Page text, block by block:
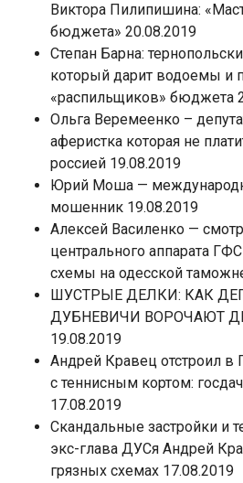
Виктора Пилипишина:
бюджета» 20.08.2019
Степан Барна:
который дарит водоемы и
«распильщиков» бюджета
Ольга Веремеенко –
аферистка которая не
россией 19.08.2019
Юрий Моша —
мошенник 19.08.2019
Алексей Василенко —
центрального аппарата
схемы на одесской
ШУСТРЫЕ ДЕЛКИ: КАК
ДУБНЕВИЧИ ВОРОЧАЮТ
19.08.2019
Андрей Кравец отстроил
с теннисным кортом:
17.08.2019
Скандальные застройки и
экс-глава ДУСя Андрей
грязных схемах 17.08.2019